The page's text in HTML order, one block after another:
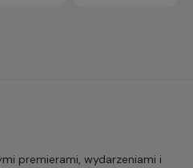
premierami, wydarzeniami i